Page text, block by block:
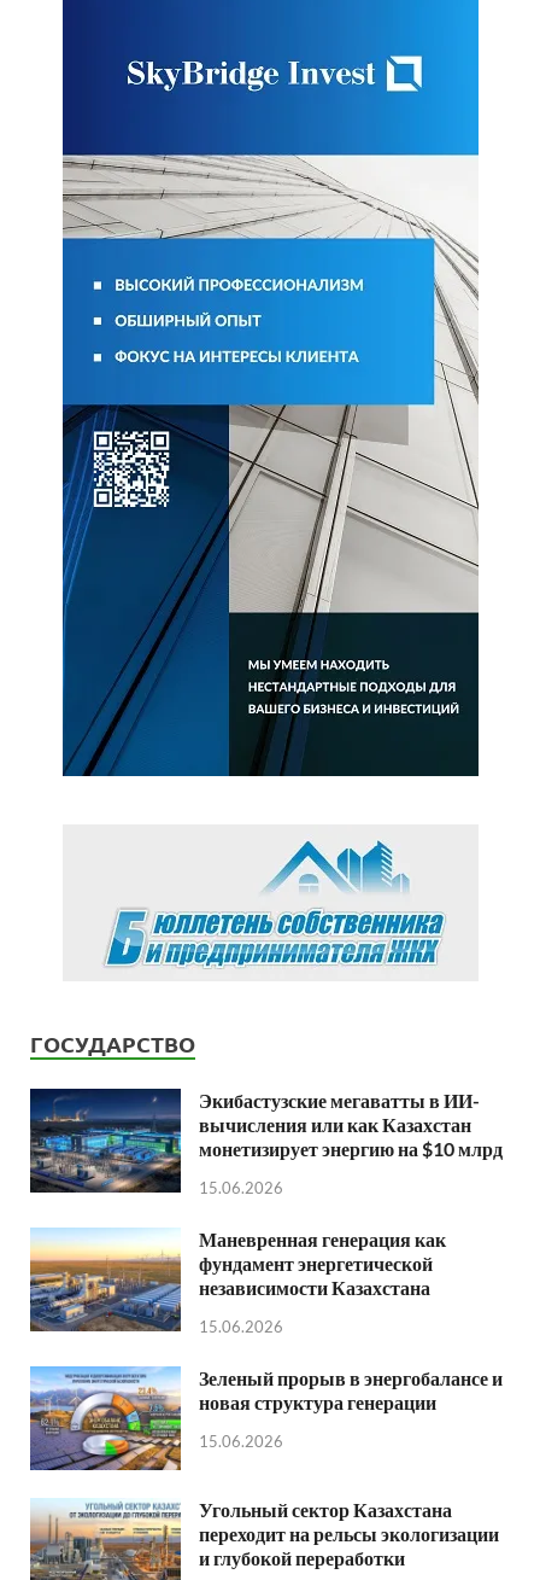
ГОСУДАРСТВО
Экибастузские мегаватты в ИИ-
вычисления или как Казахстан
монетизирует энергию на $10 млрд
15.06.2026
Маневренная генерация как
фундамент энергетической
независимости Казахстана
15.06.2026
Зеленый прорыв в энергобалансе и
новая структура генерации
15.06.2026
Угольный сектор Казахстана
переходит на рельсы экологизации
и глубокой переработки